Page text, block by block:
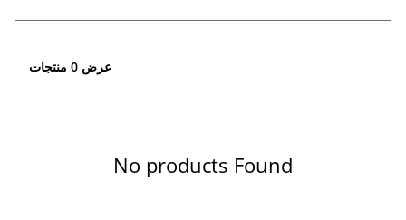
عرض 0 منتجات
No products Found